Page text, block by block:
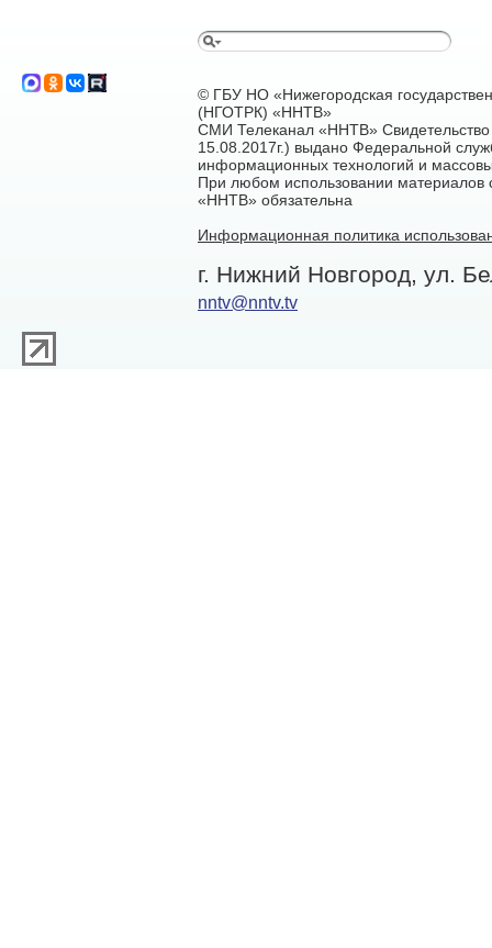
© ГБУ НО «Нижегородская
(НГОТРК) «ННТВ»
СМИ Телеканал «ННТВ»
15.08.2017г.) выдано Федеральной
информационных технологий и
При любом использовании материалов
«ННТВ» обязательна
Информационная политика
г. Нижний Новгород, ул.
nntv@nntv.tv